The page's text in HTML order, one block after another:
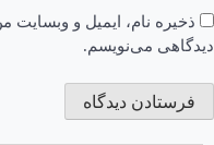
ذخیره نام، ایمیل و وبسایت
دیدگاهی می‌نویسم.